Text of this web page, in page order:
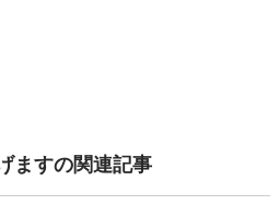
ますの関連記事